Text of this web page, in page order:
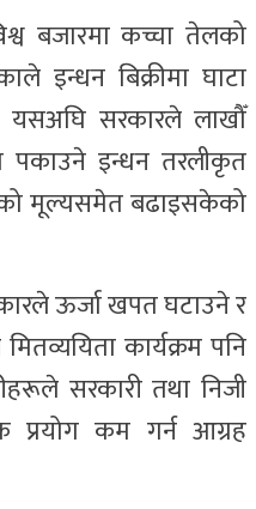
बजारमा कच्चा तेलको
इन्धन बिक्रीमा घाटा
यसअघि सरकारले लाखौँ
पकाउने इन्धन तरलीकृत
को मूल्यसमेत बढाइसकेको
ऊर्जा खपत घटाउने र
कार्यक्रम पनि
सरकारी तथा निजी
प्रयोग कम गर्न आग्रह